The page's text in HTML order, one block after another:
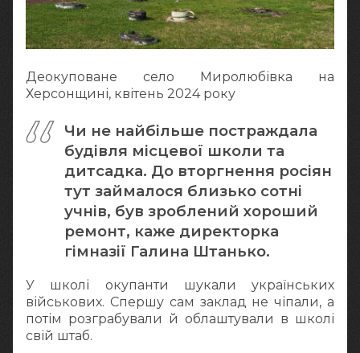
Деокуповане село Миролюбівка на
Херсонщині, квітень 2024 року
Чи не найбільше постраждала
будівля місцевої школи та
дитсадка. До вторгнення росіян
тут займалося близько сотні
учнів, був зроблений хороший
ремонт, каже директорка
гімназії Галина Штанько.
У школі окупанти шукали українських
військових. Спершу сам заклад не чіпали, а
потім розграбували й облаштували в школі
свій штаб.